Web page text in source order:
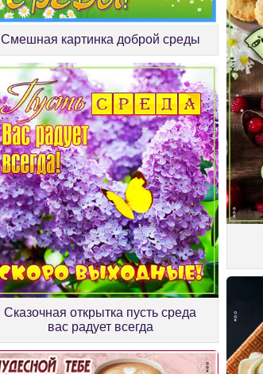
Смешная картинка доброй среды
Сказочная открытка пусть среда
вас радует всегда